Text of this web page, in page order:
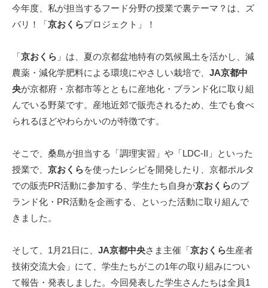
今年度、私が担当するフード分野の授業で裏テーマ？は、ズ
バリ！「京おくらプロジェクト」！
「京おくら 」は、夏の京都盆地特有の気候風土を活かし、減
農薬・減化学肥料による環境にやさしい栽培で、 JA京都中
央が京都府・京都市等とともに産地化・ブランド化に取り組
んでいる野菜です。産地近郊で販売されるため、生でも食べ
られるほどやわらかいのが特徴です。
そこで、桑島が担当する「調理実習」や「LDC-II」といった
授業で、 京おくらを使ったレシピを開発したり、京都ポルタ
での販売PR活動に参加する、学生たち自身が京おくらのブ
ランド化・PR活動を企画する、といった活動に取り組んで
きました。
そして、1月21日に、 JA京都中央さま主催「京おくら生産者
技術交流大会」にて、学生たちがこの1年の取り組みについ
て報告・発表しました。今回発表した学生さんたちは全員1